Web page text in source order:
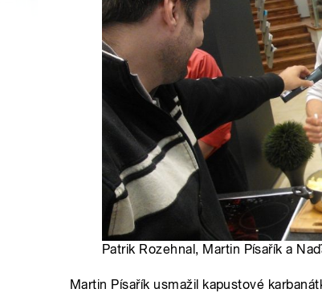
Patrik Rozehnal, Martin Písařík a
Martin Písařík usmažil kapustové